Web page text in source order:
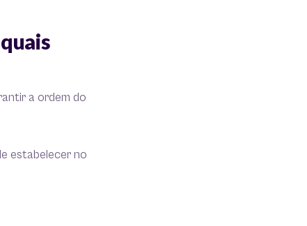
a ordem do
estabelecer no